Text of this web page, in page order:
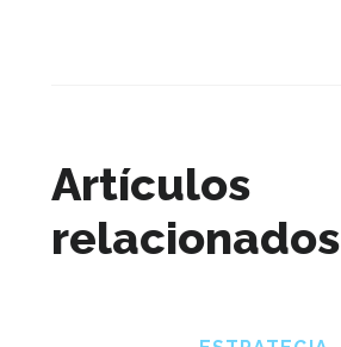
Artículos
relacionados